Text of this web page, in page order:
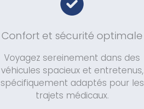
Confort et sécurité optimale
Voyagez sereinement dans des
véhicules spacieux et entretenus,
spécifiquement adaptés pour les
trajets médicaux.